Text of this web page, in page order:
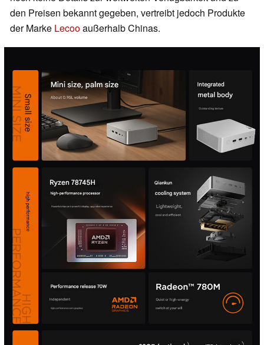
den Preisen bekannt gegeben, vertreibt jedoch Produkte
der Marke Lecooaußerhalb Chinas.